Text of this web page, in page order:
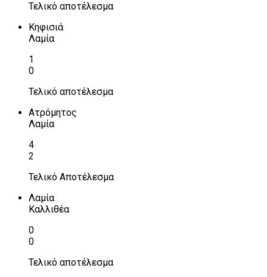
Τελικό αποτέλεσμα
Κηφισιά
Λαμία
1
0
Τελικό αποτέλεσμα
Ατρόμητος
Λαμία
4
2
Τελικό Αποτέλεσμα
Λαμία
Καλλιθέα
0
0
Τελικό αποτέλεσμα